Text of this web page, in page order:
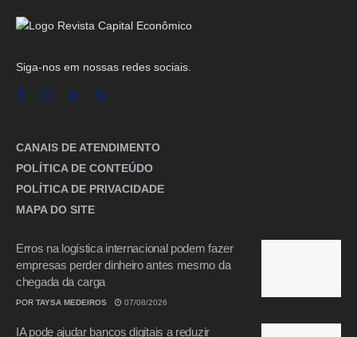
Siga-nos em nossas redes sociais.
CANAIS DE ATENDIMENTO
POLÍTICA DE CONTEÚDO
POLÍTICA DE PRIVACIDADE
MAPA DO SITE
Erros na logística internacional podem fazer
empresas perder dinheiro antes mesmo da
chegada da carga
POR TAYSA MEDEIROS 07/08/2026
IA pode ajudar bancos digitais a reduzir